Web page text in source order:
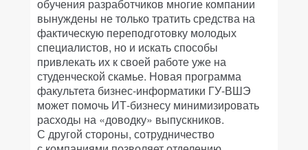
обучения разработчиков многие компании
вынуждены не только тратить средства на
фактическую переподготовку молодых
специалистов, но и искать способы
привлекать их к своей работе уже на
студенческой скамье. Новая программа
факультета бизнес-информатики ГУ-ВШЭ
может помочь ИТ-бизнесу минимизировать
расходы на «доводку» выпускников.
С другой стороны, сотрудничество